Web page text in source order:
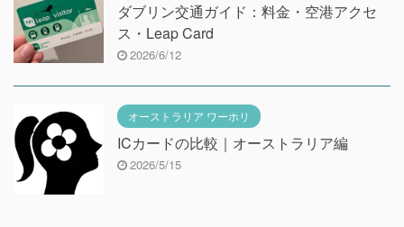
ダブリン交通ガイド：料金・空港アクセ
ス・Leap Card
2026/6/12
オーストラリア ワーホリ
ICカードの比較｜オーストラリア編
2026/5/15